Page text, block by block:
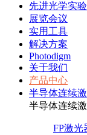
先进光学实
展览会议
实用工具
解决方案
Photodigm
关于我们
产品中心
半导体连续
半导体连续
FP激光